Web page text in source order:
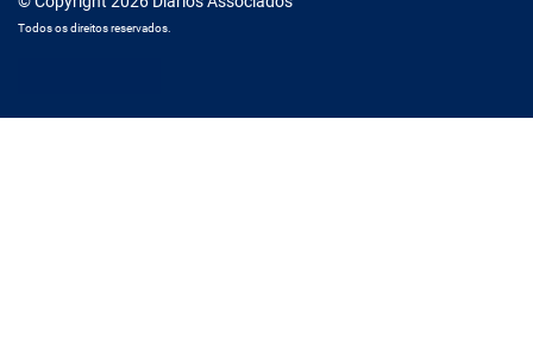
Todos os direitos reservados.